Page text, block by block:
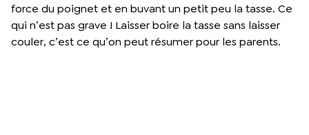
force du poignet et en buvant un petit peu la tasse. Ce
qui n’est pas grave ! Laisser boire la tasse sans laisser
couler, c’est ce qu’on peut résumer pour les parents.